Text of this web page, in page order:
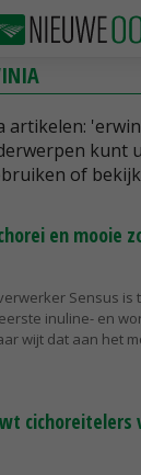
artikelen:
kunt
of
en mooie
Sensus
inuline- en
wijt dat aan het
cichoreitelers